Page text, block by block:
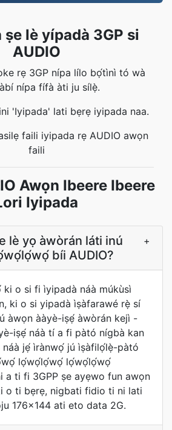
ṣe lè yípadà 3GP si
AUDIO
rẹ 3GP nípa lílo bọ́tìnì tó wà
nípa fífà àti ju sílẹ̀.
'Iyipada' lati bẹrẹ iyipada naa.
faili iyipada rẹ AUDIO awọn
faili
Awọn Ibeere Ibeere
Iyipada
lè yọ àwòrán láti inú
bíi AUDIO?
+
ki o si fi ìyipadà náà múkùsì
ki o si yipadà ìṣàfarawé rẹ̀ sí
àwọn ààyè-iṣẹ́ àwòrán kejì -
iṣẹ́ náà tí a fi pàtó nígbà kan
jẹ́ ìrànwọ́ jú ìṣàfilọ́lẹ̀-pàtó
lọ́wọ́lọ́wọ́ lọ́wọ́lọ́wọ́
a ti fi 3GPP ṣe ayẹwo fun awọn
o ti bẹrẹ, nigbati fidio ti ni lati
176x144 ati eto data 2G.